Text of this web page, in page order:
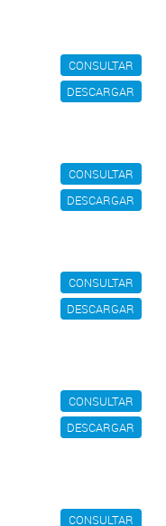
CONSULTAR
DESCARGAR
CONSULTAR
DESCARGAR
CONSULTAR
DESCARGAR
CONSULTAR
DESCARGAR
CONSULTAR